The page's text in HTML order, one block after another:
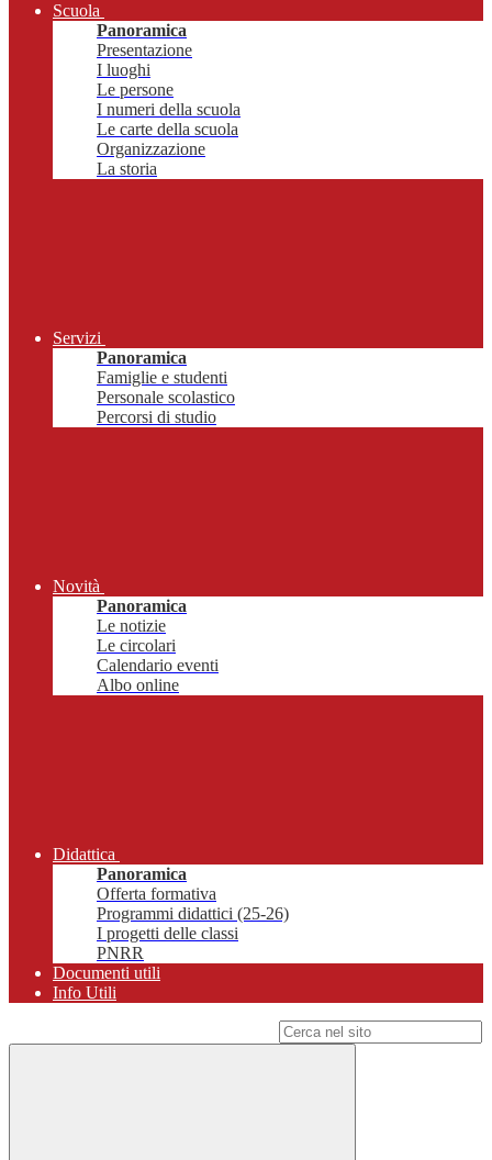
Scuola
Panoramica
Presentazione
I luoghi
Le persone
I numeri della scuola
Le carte della scuola
Organizzazione
La storia
Servizi
Panoramica
Famiglie e studenti
Personale scolastico
Percorsi di studio
Novità
Panoramica
Le notizie
Le circolari
Calendario eventi
Albo online
Didattica
Panoramica
Offerta formativa
Programmi didattici (25-26)
I progetti delle classi
PNRR
Documenti utili
Info Utili